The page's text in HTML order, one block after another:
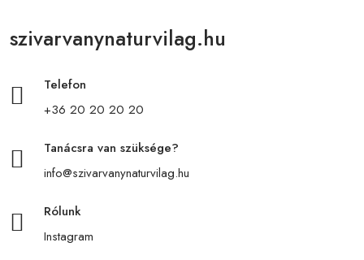
szivarvanynaturvilag.hu
Telefon
+36 20 20 20 20
Tanácsra van szüksége?
info@szivarvanynaturvilag.hu
Rólunk
Instagram